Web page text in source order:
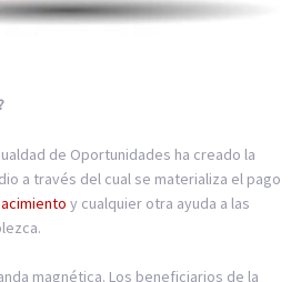
de Oportunidades ha creado la
a través del cual se materializa el pago
y cualquier otra ayuda a las
magnética. Los beneficiarios de la